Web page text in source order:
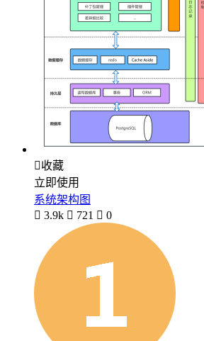
收藏
立即使用
系统架构图
 3.9k  721  0